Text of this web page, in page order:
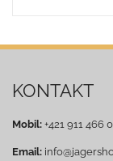
KONTAKT
Mobil: +421 911 466
Email: